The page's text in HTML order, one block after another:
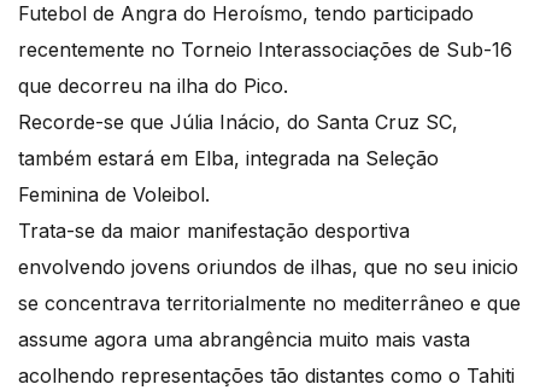
Futebol de Angra do Heroísmo, tendo participado
recentemente no Torneio Interassociações de Sub-16
que decorreu na ilha do Pico.
Recorde-se que Júlia Inácio, do Santa Cruz SC,
também estará em Elba, integrada na Seleção
Feminina de Voleibol.
Trata-se da maior manifestação desportiva
envolvendo jovens oriundos de ilhas, que no seu inicio
se concentrava territorialmente no mediterrâneo e que
assume agora uma abrangência muito mais vasta
acolhendo representações tão distantes como o Tahiti